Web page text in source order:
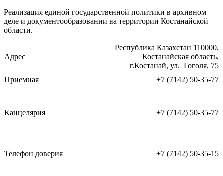
Реализация единой государственной политики в архивном
деле и документообразовании на территории Костанайской
области.
Адрес
Республика Казахстан 110000,
Костанайская область,
г.Костанай, ул. Гоголя, 75
Приемная
+7 (7142) 50-35-77
Канцелярия +7 (7142) 50-35-77
Телефон доверия +7 (7142) 50-35-15